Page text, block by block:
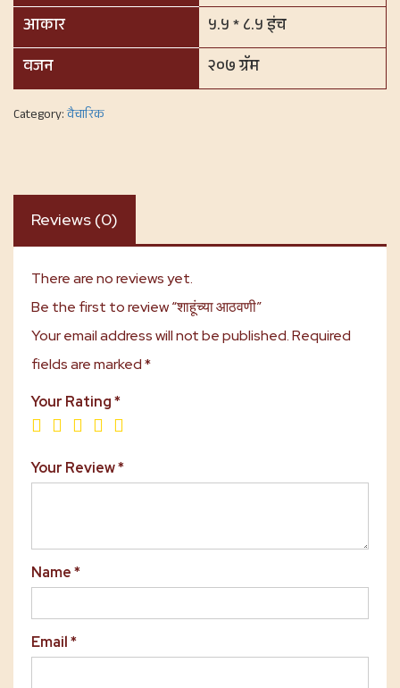
आकार
५.५ * ८.५ इंच
वजन
२०७ ग्रॅम
Category:वैचारिक
Reviews (0)
There are no reviews yet.
Be the first to review “शाहूंच्या आठवणी”
Your email address will not be published.Required
fields are marked*
Your Rating*
Your Review*
Name*
Email*